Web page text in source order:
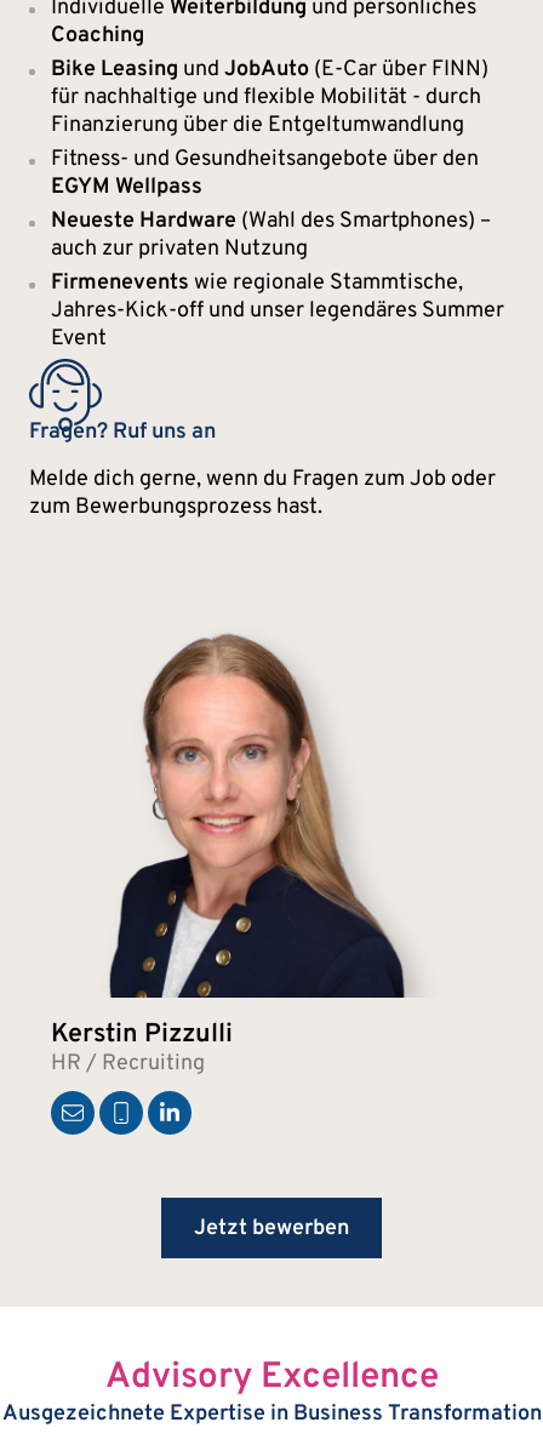
Individuelle Weiterbildung und persönliches
Coaching
Bike Leasing und JobAuto (E-Car über FINN)
für nachhaltige und flexible Mobilität - durch
Finanzierung über die Entgeltumwandlung
Fitness- und Gesundheitsangebote über den
EGYM Wellpass
Neueste Hardware (Wahl des Smartphones) –
auch zur privaten Nutzung
Firmenevents wie regionale Stammtische,
Jahres-Kick-off und unser legendäres Summer
Event
Fragen? Ruf uns an
Melde dich gerne, wenn du Fragen zum Job oder
zum Bewerbungsprozess hast.
Kerstin Pizzulli
HR / Recruiting
Jetzt bewerben
Advisory Excellence
Ausgezeichnete Expertise in Business Transformation